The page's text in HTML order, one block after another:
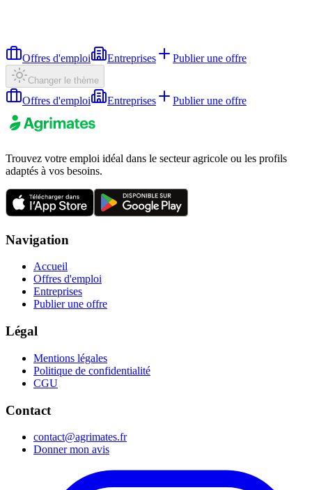
Offres d'emploi Entreprises Publier une offre
Changer le thème
Offres d'emploi Entreprises Publier une offre
Trouvez votre emploi idéal dans le secteur agricole ou les profils
adaptés à vos besoins.
Navigation
Accueil
Offres d'emploi
Entreprises
Publier une offre
Légal
Mentions légales
Politique de confidentialité
CGU
Contact
contact@agrimates.fr
Donner mon avis